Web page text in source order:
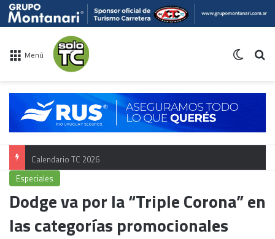
Menú
Calendario TC 2026
Especiales
Dodge va por la “Triple Corona” en
las categorías promocionales